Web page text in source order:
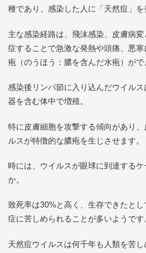
種であり、感染した人に「天然痘」を
主な感染経路は、飛沫感染、皮膚病
症することで急激な発熱や頭痛、悪
疱（のうほう：膿を含んだ水疱）がで
感染後リンパ節に入り込んだウイル
器を含む体中で増殖。
特に皮膚細胞を攻撃する傾向があり
ルスが特徴的な膿疱を生じさせます。
時には、ウイルスが眼球に到達するケ
か。
致死率は30%と高く、生存できたと
症に苦しめられることが多いようです
天然痘ウイルスは何千年も人類を苦し